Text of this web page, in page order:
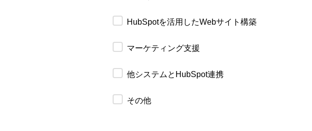
HubSpotを活用したWebサイト構築
マーケティング支援
他システムとHubSpot連携
その他